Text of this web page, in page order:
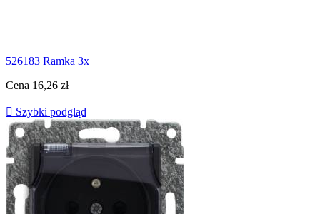
526183 Ramka 3x
Cena 16,26 zł
 Szybki podgląd